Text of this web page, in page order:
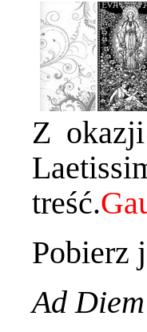
Z
treść.
Pobierz
Ad